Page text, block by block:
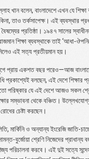
খান বলেন, বাংলাদেশে এখন যে
তাও তর্কসাপেক্ষ। এই ব্যবস্থার
বৈষম্যের প্রতিষ্ঠা। ১৯৪৭ সালের
শিক্ষা ব্যবস্থাকে তাই ‘আধা-
এই সত্য প্রতীয়মান হয়।
প্রায় একশত বছর পরেও—আজ
প্রকাশ্যেই বলছেন, এই দেশে শিক্ষার
যে এই দেশে আজও সকল
সম্ভাবনা থেকে বঞ্চিত।
চেষ্টা করছেন।
মার্কিনি ও অন্যান্য ইংরেজি
বুর্জোয়া শ্রেণি নিজেদের প্রাধান্য
পরিচালনা করবে। এই দুই সত্যে